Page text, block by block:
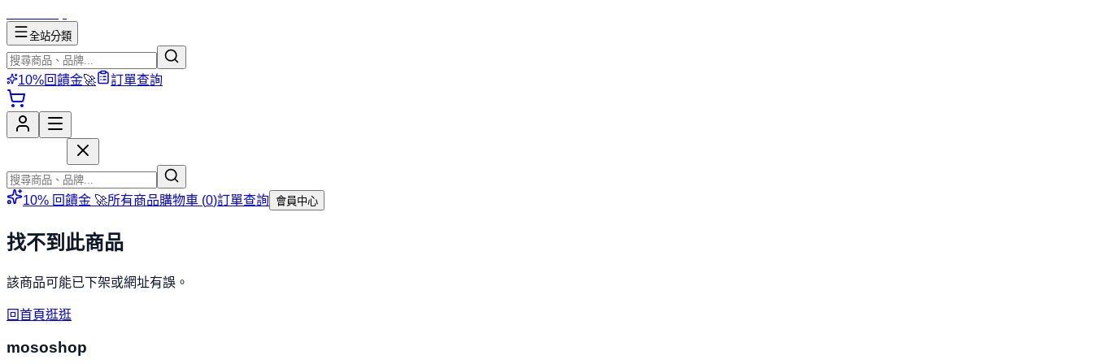
全站分類
10%回饋金🚀 訂單查詢
10% 回饋金 🚀所有商品購物車 (0)訂單查詢 會員中心
找不到此商品
該商品可能已下架或網址有誤。
回首頁逛逛
mososhop